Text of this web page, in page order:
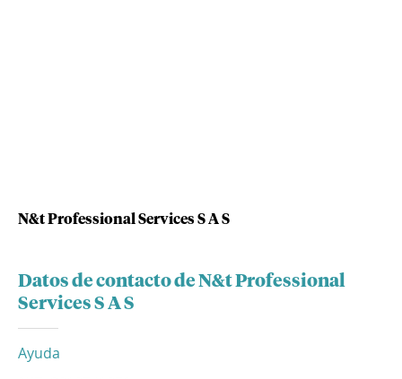
N&t Professional Services S A S
Datos de contacto de N&t Professional
Services S A S
Ayuda